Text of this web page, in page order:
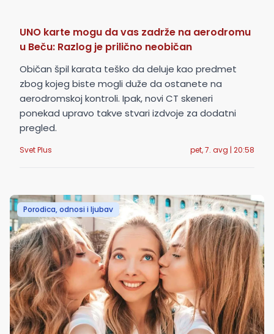
UNO karte mogu da vas zadrže na aerodromu
u Beču: Razlog je prilično neobičan
Običan špil karata teško da deluje kao predmet
zbog kojeg biste mogli duže da ostanete na
aerodromskoj kontroli. Ipak, novi CT skeneri
ponekad upravo takve stvari izdvoje za dodatni
pregled.
Svet Plus pet, 7. avg | 20:58
Porodica, odnosi i ljubav